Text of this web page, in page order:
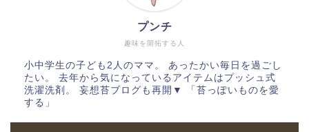
趣味を開拓する人
プンチ
小中学生の子ども2人のママ。 あったかい毎日を過ごし
たい。 去年から気になっているアイテムはプッシュ式
洗濯洗剤。 妄想苔ブログも再開▼ 「苔っぽいものを愛
する」